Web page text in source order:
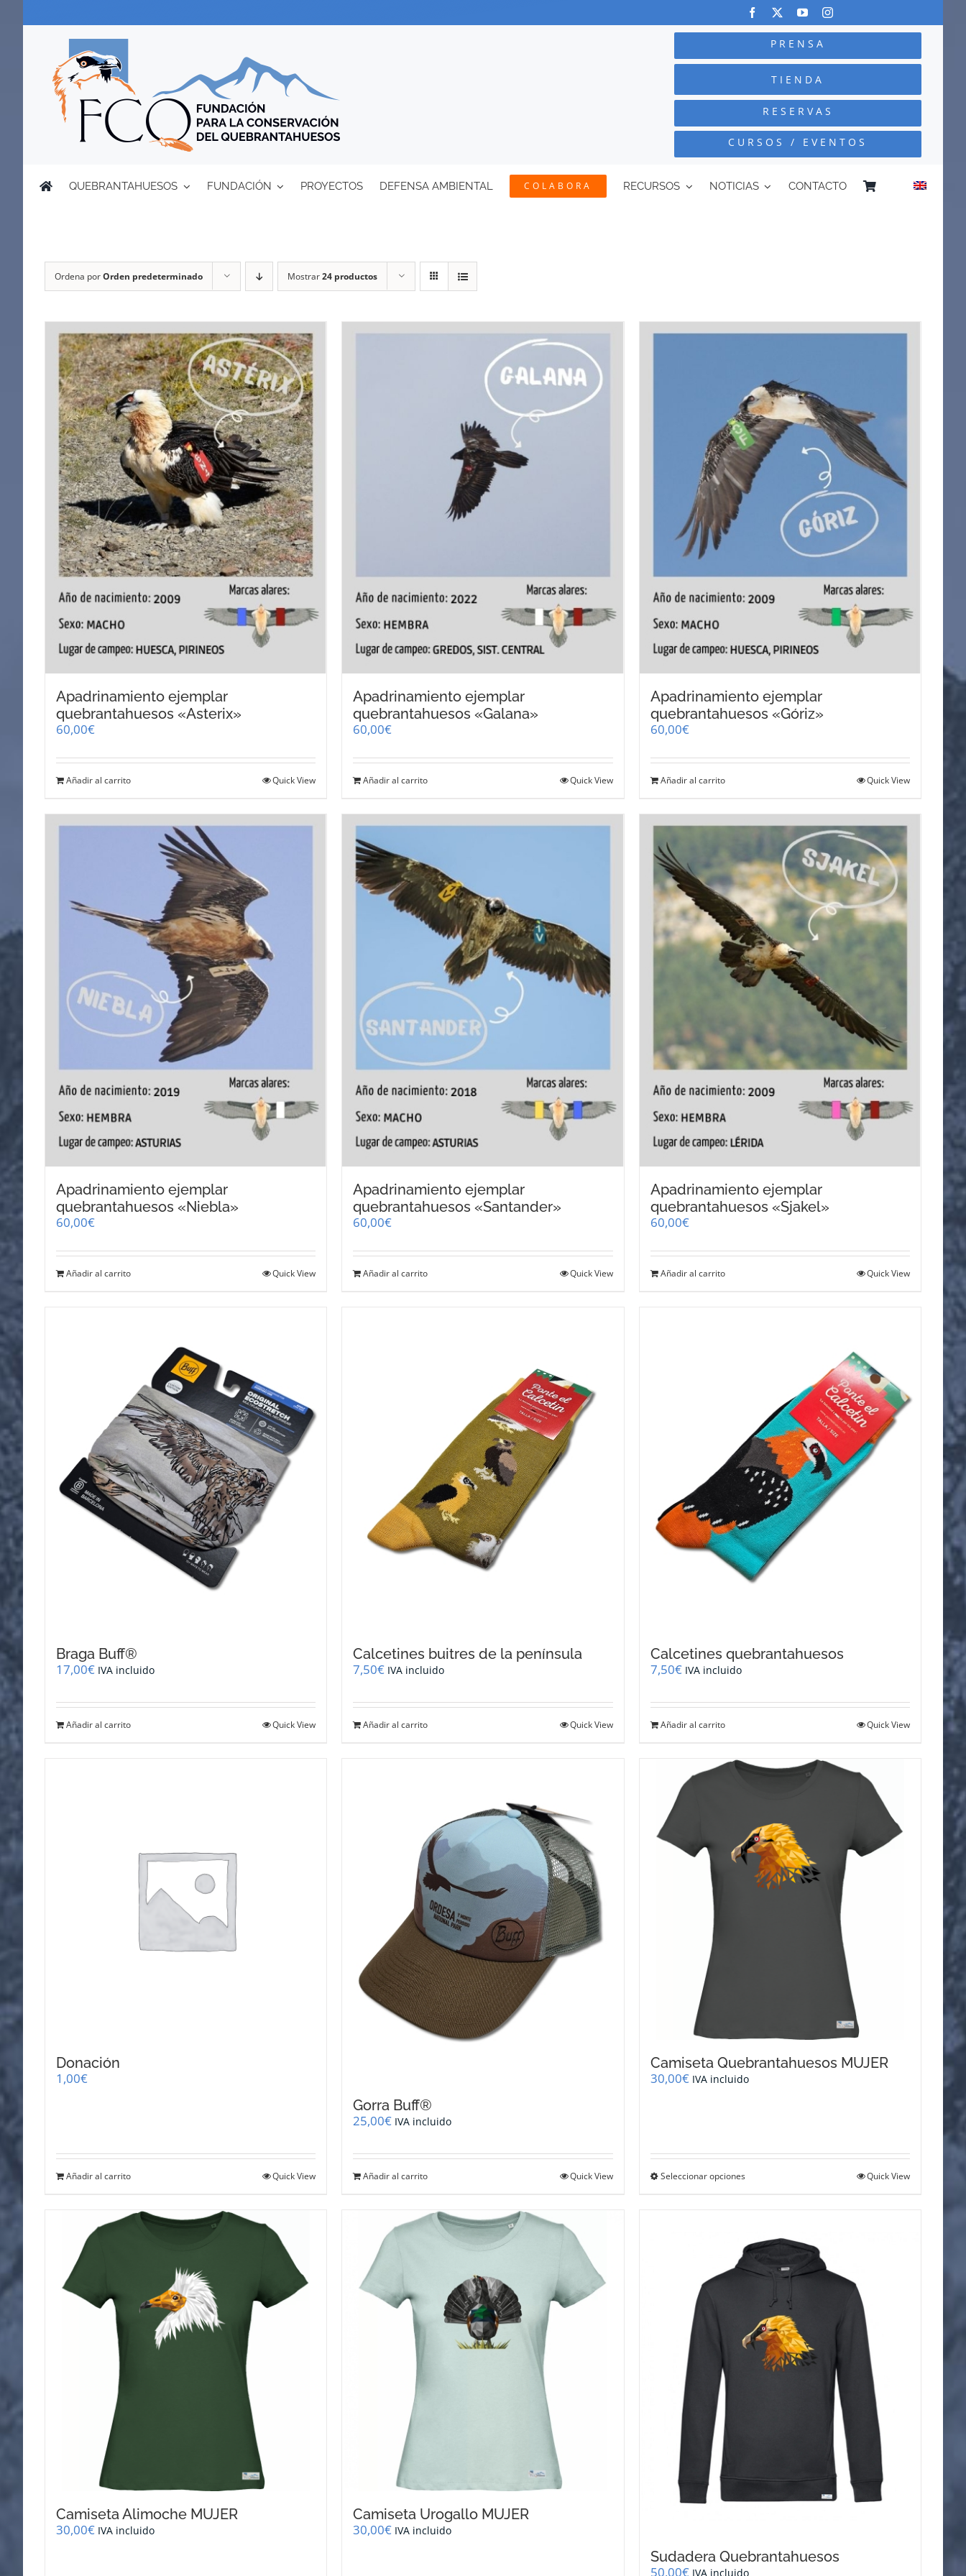
PRENSA
TIENDA
RESERVAS
CURSOS / EVENTOS
QUEBRANTAHUESOS FUNDACIÓN PROYECTOS DEFENSA AMBIENTAL COLABORA RECURSOS NOTICIAS CONTACTO
Ordena porOrden predeterminado Mostrar24 productos
Apadrinamiento ejemplar
quebrantahuesos «Asterix»
60,00€
Añadir al carrito Quick View
Apadrinamiento ejemplar
quebrantahuesos «Galana»
60,00€
Añadir al carrito Quick View
Apadrinamiento ejemplar
quebrantahuesos «Góriz»
60,00€
Añadir al carrito Quick View
Apadrinamiento ejemplar
quebrantahuesos «Niebla»
60,00€
Añadir al carrito Quick View
Apadrinamiento ejemplar
quebrantahuesos «Santander»
60,00€
Añadir al carrito Quick View
Apadrinamiento ejemplar
quebrantahuesos «Sjakel»
60,00€
Añadir al carrito Quick View
Braga Buff®
17,00€ IVA incluido
Añadir al carrito Quick View
Calcetines buitres de la península
7,50€ IVA incluido
Añadir al carrito Quick View
Calcetines quebrantahuesos
7,50€ IVA incluido
Añadir al carrito Quick View
Donación
1,00€
Añadir al carrito Quick View
Gorra Buff®
25,00€ IVA incluido
Añadir al carrito Quick View
Camiseta Quebrantahuesos MUJER
30,00€ IVA incluido
Seleccionar opcionesEste
Las
opciones
se
elegir
en
la
página
Quick View
Camiseta Alimoche MUJER
30,00€ IVA incluido
Camiseta Urogallo MUJER
30,00€ IVA incluido
Sudadera Quebrantahuesos
50,00€ IVA incluido